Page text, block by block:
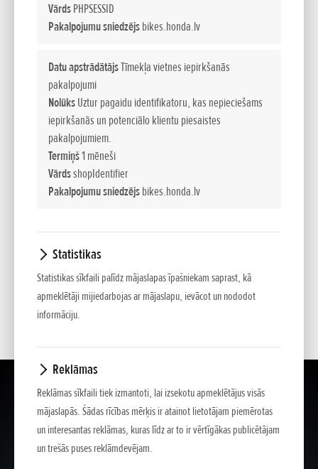
VārdsPHPSESSID
Pakalpojumu sniedzējsbikes.honda.lv
Datu apstrādātājsTīmekļa vietnes iepirkšanās
pakalpojumi
NolūksUztur pagaidu identifikatoru, kas nepieciešams
iepirkšanās un potenciālo klientu piesaistes
pakalpojumiem.
Termiņš1 mēneši
VārdsshopIdentifier
Pakalpojumu sniedzējsbikes.honda.lv
Statistikas
Statistikas sīkfaili palīdz mājaslapas īpašniekam saprast, kā
apmeklētāji mijiedarbojas ar mājaslapu, ievācot un nododot
informāciju.
Reklāmas
Reklāmas sīkfaili tiek izmantoti, lai izsekotu apmeklētājus visās
mājaslapās. Šādas rīcības mērķis ir atainot lietotājam piemērotas
un interesantas reklāmas, kuras līdz ar to ir vērtīgākas publicētājam
un trešās puses reklāmdevējam.
E-PASTS/TĀLRUNIS:*
IZVĒLIES VIETU:
JAUTĀJUMS:
- Ar zvaigznīti atzīmēto lauciņu aizpilde obligāta